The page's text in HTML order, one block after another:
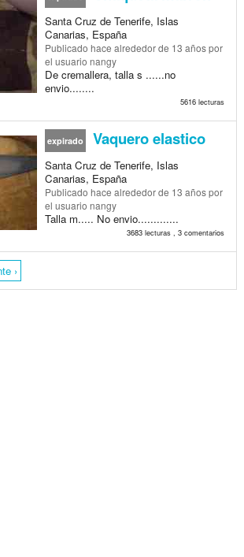
Santa Cruz de Tenerife, Islas
Canarias, España
Publicado hace alrededor de 13 añospor
el usuario nangy
De cremallera, talla s ......no
envio........
5616 lecturas
expirado Vaquero elastico
Santa Cruz de Tenerife, Islas
Canarias, España
Publicado hace alrededor de 13 añospor
el usuario nangy
Talla m..... No envio.............
3683 lecturas , 3 comentarios
›